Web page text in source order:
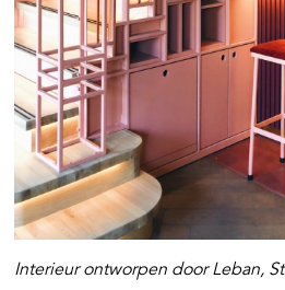
Interieur ontworpen door Leban,